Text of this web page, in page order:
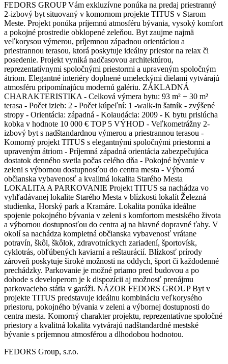
FEDORS GROUP Vám exkluzívne ponúka na predaj priestranný
2-izbový byt situovaný v komornom projekte TITUS v Starom
Meste. Projekt ponúka príjemnú atmosféru bývania, vysoký komfort
a pokojné prostredie obklopené zeleňou. Byt zaujme najmä
veľkorysou výmerou, príjemnou západnou orientáciou a
priestrannou terasou, ktorá poskytuje ideálny priestor na relax či
posedenie. Projekt vyniká nadčasovou architektúrou,
reprezentatívnymi spoločnými priestormi a upraveným spoločným
átriom. Elegantné interiéry doplnené umeleckými dielami vytvárajú
atmosféru pripomínajúcu modernú galériu. ZÁKLADNÁ
CHARAKTERISTIKA - Celková výmera bytu: 93 m² + 30 m²
terasa - Počet izieb: 2 - Počet kúpeľní: 1 -walk-in šatník - zvýšené
stropy - Orientácia: západná - Kolaudácia: 2009 - K bytu prislúcha
kobka v hodnote 10 000 € TOP 5 VÝHOD - Veľkometrážny 2-
izbový byt s nadštandardnou výmerou a priestrannou terasou -
Komorný projekt TITUS s elegantnými spoločnými priestormi a
upraveným átriom - Príjemná západná orientácia zabezpečujúca
dostatok denného svetla počas celého dňa - Pokojné bývanie v
zeleni s výbornou dostupnosťou do centra mesta - Výborná
občianska vybavenosť a kvalitná lokalita Starého Mesta
LOKALITA A PARKOVANIE Projekt TITUS sa nachádza vo
vyhľadávanej lokalite Starého Mesta v blízkosti lokalít Železná
studienka, Horský park a Kramáre. Lokalita ponúka ideálne
spojenie pokojného bývania v zeleni s komfortom mestského života
a výbornou dostupnosťou do centra aj na hlavné dopravné ťahy. V
okolí sa nachádza kompletná občianska vybavenosť vrátane
potravín, škôl, škôlok, zdravotníckych zariadení, športovísk,
cyklotrás, obľúbených kaviarní a reštaurácií. Blízkosť prírody
zároveň poskytuje široké možnosti na oddych, šport či každodenné
prechádzky. Parkovanie je možné priamo pred budovou a po
dohode s developerom je k dispozícii aj možnosť prenájmu
parkovacieho státia v garáži. NÁZOR FEDORS GROUP Byt v
projekte TITUS predstavuje ideálnu kombináciu veľkorysého
priestoru, pokojného bývania v zeleni a výbornej dostupnosti do
centra mesta. Komorný charakter projektu, reprezentatívne spoločné
priestory a kvalitná lokalita vytvárajú nadštandardné mestské
bývanie s príjemnou atmosférou a dlhodobou hodnotou.
FEDORS Group, s.r.o.